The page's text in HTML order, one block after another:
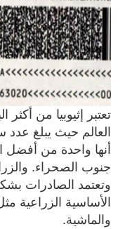
تعتبر إثيوبيا من
أنها واحدة من أفضل
جنوب الصحراء.
وتعتمد الصادرات
الأساسية الزراعية
والماشية.